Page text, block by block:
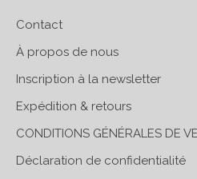
Contact
À propos de nous
Inscription à la newsletter
Expédition & retours
CONDITIONS GÉNÉRALES DE
Déclaration de confidentialité